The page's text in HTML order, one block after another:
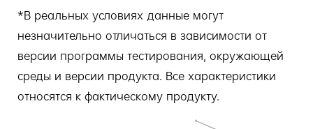
*В реальных условиях данные могут
незначительно отличаться в зависимости от
версии программы тестирования, окружающей
среды и версии продукта. Все характеристики
относятся к фактическому продукту.